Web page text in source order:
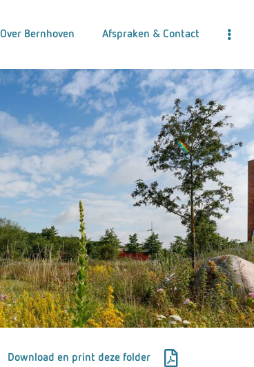
Over Bernhoven Afspraken & Contact
Download en print deze folder